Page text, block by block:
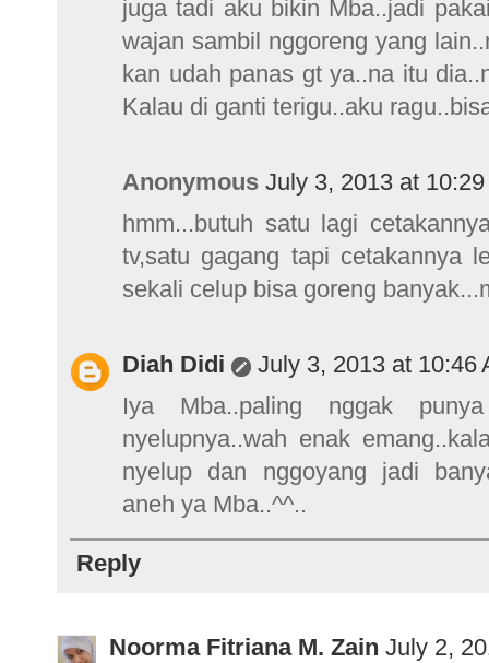
juga tadi aku bikin Mba..jadi
wajan sambil nggoreng yang
kan udah panas gt ya..na itu
Kalau di ganti terigu..aku
Anonymous July 3, 2013 at 10:29
hmm...butuh satu lagi
tv,satu gagang tapi cetakannya
sekali celup bisa goreng
Diah Didi
July 3, 2013 at 10:46
Iya Mba..paling nggak
nyelupnya..wah enak
nyelup dan nggoyang jadi
aneh ya Mba..^^..
Reply
Noorma Fitriana M. Zain July 2,